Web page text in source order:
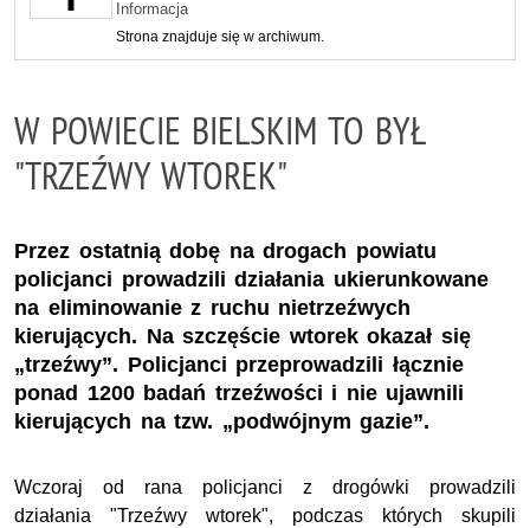
Informacja
Strona znajduje się w archiwum.
W POWIECIE BIELSKIM TO BYŁ
"TRZEŹWY WTOREK"
Przez ostatnią dobę na drogach powiatu
policjanci prowadzili działania ukierunkowane
na eliminowanie z ruchu nietrzeźwych
kierujących. Na szczęście wtorek okazał się
„trzeźwy”. Policjanci przeprowadzili łącznie
ponad 1200 badań trzeźwości i nie ujawnili
kierujących na tzw. „podwójnym gazie”.
Wczoraj od rana policjanci z drogówki prowadzili
działania "Trzeźwy wtorek", podczas których skupili